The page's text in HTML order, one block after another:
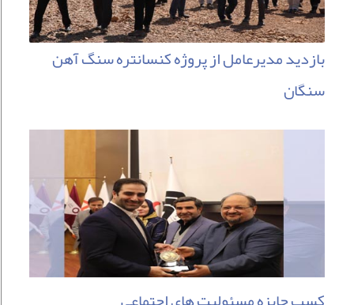
بازدید مدیرعامل از پروژه کنسانتره سنگ آهن
سنگان